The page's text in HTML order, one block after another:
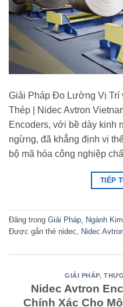
Giải Pháp Đo Lường Vị Trí
Thép | Nidec Avtron
Encoders, với bề dày kinh
ngừng, đã khẳng định vị
bộ mã hóa công nghiệp
TIẾP
Đăng trong Giải Pháp, Ngành
Được gắn thẻ nidec, Nidec
GIẢI PHÁP,
Nidec Avtron
Chính Xác Cho